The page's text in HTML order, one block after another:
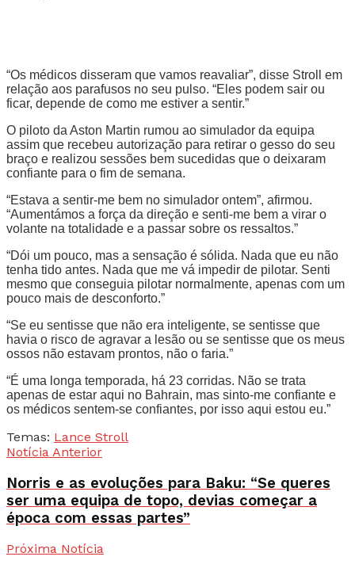
“Os médicos disseram que vamos reavaliar”, disse Stroll em
relação aos parafusos no seu pulso. “Eles podem sair ou
ficar, depende de como me estiver a sentir.”
O piloto da Aston Martin rumou ao simulador da equipa
assim que recebeu autorização para retirar o gesso do seu
braço e realizou sessões bem sucedidas que o deixaram
confiante para o fim de semana.
“Estava a sentir-me bem no simulador ontem”, afirmou.
“Aumentámos a força da direção e senti-me bem a virar o
volante na totalidade e a passar sobre os ressaltos.”
“Dói um pouco, mas a sensação é sólida. Nada que eu não
tenha tido antes. Nada que me vá impedir de pilotar. Senti
mesmo que conseguia pilotar normalmente, apenas com um
pouco mais de desconforto.”
“Se eu sentisse que não era inteligente, se sentisse que
havia o risco de agravar a lesão ou se sentisse que os meus
ossos não estavam prontos, não o faria.”
“É uma longa temporada, há 23 corridas. Não se trata
apenas de estar aqui no Bahrain, mas sinto-me confiante e
os médicos sentem-se confiantes, por isso aqui estou eu.”
Temas: Lance Stroll
Notícia Anterior
Norris e as evoluções para Baku: “Se queres
ser uma equipa de topo, devias começar a
época com essas partes”
Próxima Notícia